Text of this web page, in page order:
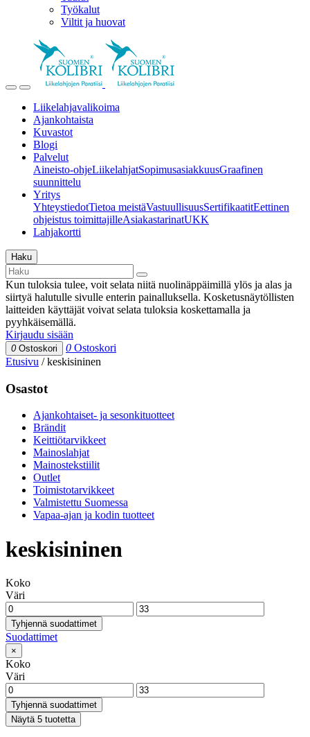
Työkalut
Viltit ja huovat
Liikelahjavalikoima
Ajankohtaista
Kuvastot
Blogi
Palvelut
Aineisto-ohjeLiikelahjatSopimusasiakkuusGraafinen
suunnittelu
Yritys
YhteystiedotTietoa meistäVastuullisuusSertifikaatitEettinen
ohjeistus toimittajilleAsiakastarinatUKK
Lahjakortti
Haku
Kun tuloksia tulee, voit selata niitä nuolinäppäimillä ylös ja alas ja
siirtyä halutulle sivulle enterin painalluksella. Kosketusnäytöllisten
laitteiden käyttäjät voivat selata tuloksia koskettamalla ja
pyyhkäisemällä.
Kirjaudu sisään
0 Ostoskori 0 Ostoskori
Etusivu /keskisininen
Osastot
Ajankohtaiset- ja sesonkituotteet
Brändit
Keittiötarvikkeet
Mainoslahjat
Mainostekstiilit
Outlet
Toimistotarvikkeet
Valmistettu Suomessa
Vapaa-ajan ja kodin tuotteet
keskisininen
Koko
Väri
Tyhjennä suodattimet
Suodattimet
×
Koko
Väri
Tyhjennä suodattimet
Näytä 5 tuotetta